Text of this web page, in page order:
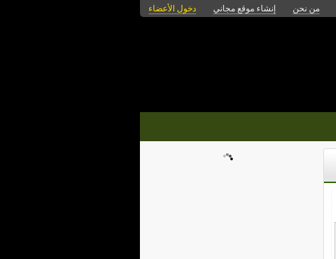
من نحن إنشاء موقع مجاني دخول الأعضاء